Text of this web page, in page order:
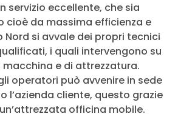
servizio eccellente, che sia
cioè da massima efficienza e
Nord si avvale dei propri tecnici
i quali intervengono su
e di attrezzatura.
operatori può avvenire in sede
l’azienda cliente, questo grazie
officina mobile.